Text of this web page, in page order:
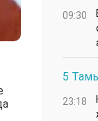
09:30
5
23:18